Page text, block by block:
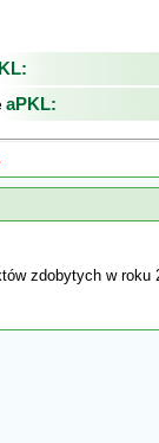
aPKL:
zdobytych w roku